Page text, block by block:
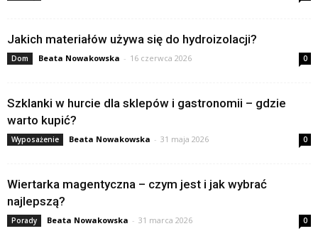
Jakich materiałów używa się do hydroizolacji?
Dom Beata Nowakowska - 16 czerwca 2026 0
Szklanki w hurcie dla sklepów i gastronomii – gdzie
warto kupić?
Wyposażenie Beata Nowakowska - 31 maja 2026 0
Wiertarka magentyczna – czym jest i jak wybrać
najlepszą?
Porady Beata Nowakowska - 31 marca 2026 0